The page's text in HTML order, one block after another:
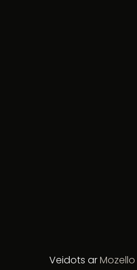
Veidots arMozello